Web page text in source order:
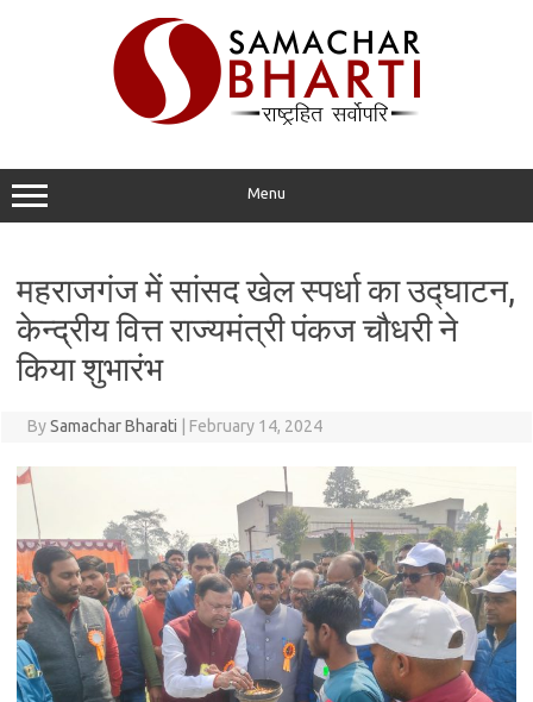
Menu
महराजगंज में सांसद खेल स्पर्धा का उद्घाटन,
केन्द्रीय वित्त राज्यमंत्री पंकज चौधरी ने
किया शुभारंभ
BySamachar Bharati February 14, 2024